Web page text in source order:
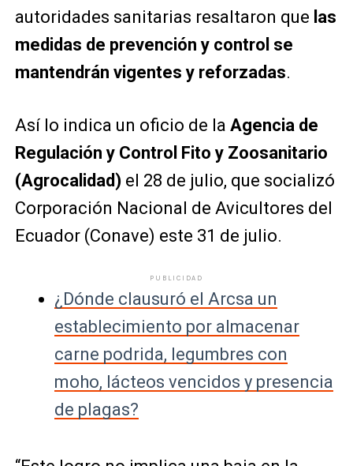
autoridades sanitarias resaltaron que las
medidas de prevención y control se
mantendrán vigentes y reforzadas.
Así lo indica un oficio de la Agencia de
Regulación y Control Fito y Zoosanitario
(Agrocalidad) el 28 de julio, que socializó
Corporación Nacional de Avicultores del
Ecuador (Conave) este 31 de julio.
PUBLICIDAD
¿Dónde clausuró el Arcsa un
establecimiento por almacenar
carne podrida, legumbres con
moho, lácteos vencidos y presencia
de plagas?